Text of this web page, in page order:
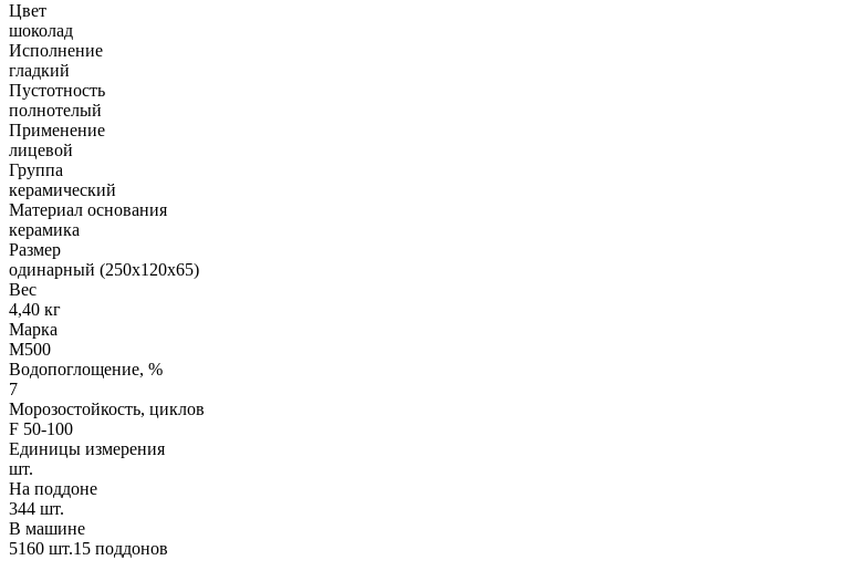
Цвет
шоколад
Исполнение
гладкий
Пустотность
полнотелый
Применение
лицевой
Группа
керамический
Материал основания
керамика
Размер
одинарный (250х120х65)
Вес
4,40 кг
Марка
М500
Водопоглощение, %
7
Морозостойкость, циклов
F 50-100
Единицы измерения
шт.
На поддоне
344 шт.
В машине
5160 шт.15 поддонов